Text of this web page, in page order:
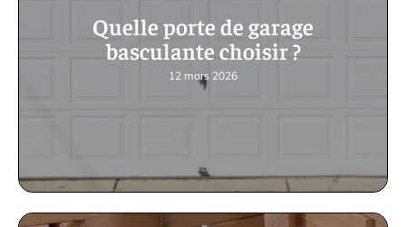
Quelle porte de garage
basculante choisir ?
12 mars 2026